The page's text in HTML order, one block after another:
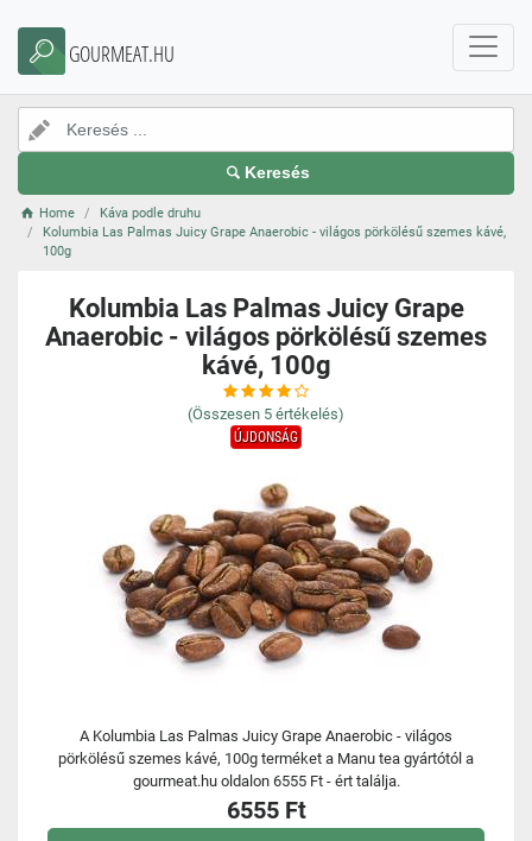
GOURMEAT.HU
Keresés
Home
Káva podle druhu
Kolumbia Las Palmas Juicy Grape Anaerobic - világos pörkölésű szemes kávé,
100g
Kolumbia Las Palmas Juicy Grape
Anaerobic - világos pörkölésű szemes
kávé, 100g
(Összesen 5 értékelés)
ÚJDONSÁG
A Kolumbia Las Palmas Juicy Grape Anaerobic - világos
pörkölésű szemes kávé, 100g terméket a Manu tea gyártótól a
gourmeat.hu oldalon 6555 Ft - ért találja.
6555 Ft